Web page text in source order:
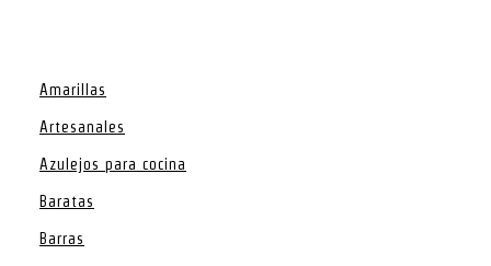
Amarillas
Artesanales
Azulejos para cocina
Baratas
Barras